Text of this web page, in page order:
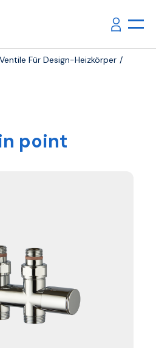
Ventile Für Design-Heizkörper
point